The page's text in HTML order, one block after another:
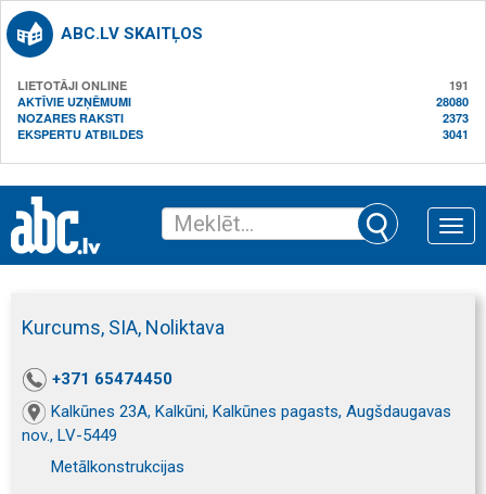
ABC.LV SKAITĻOS
LIETOTĀJI ONLINE
191
AKTĪVIE UZŅĒMUMI
28080
NOZARES RAKSTI
2373
EKSPERTU ATBILDES
3041
Toggle
Kurcums, SIA, Noliktava
+371 65474450
Kalkūnes 23A, Kalkūni, Kalkūnes pagasts, Augšdaugavas
nov., LV-5449
Metālkonstrukcijas